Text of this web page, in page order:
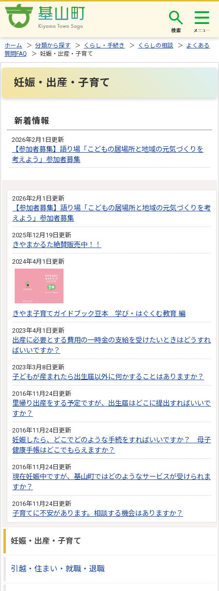
検索
ホーム ＞分類から探す ＞ くらし・手続き ＞ くらしの相談 ＞ よくある
質問FAQ
＞ 妊娠・出産・子育て
妊娠・出産・子育て
新着情報
2026年2月1日更新
【参加者募集】語り場「こどもの居場所と地域の元気づくりを
考えよう」参加者募集
2026年2月1日更新
【参加者募集】語り場「こどもの居場所と地域の元気づくりを考
えよう」参加者募集
2025年12月19日更新
きやまかるた絶賛販売中！！
2024年4月1日更新
きやま子育てガイドブック豆本 学び・はぐくむ教育 編
2023年4月1日更新
出産に必要とする費用の一時金の支給を受けたいときはどうすれ
ばいいですか？
2023年3月8日更新
子どもが産まれたら出生届以外に何かすることはありますか？
2016年11月24日更新
里帰り出産をする予定ですが、出生届はどこに提出すればいいで
すか？
2016年11月24日更新
妊娠したら、どこでどのような手続をすればいいですか？ 母子
健康手帳はどこでもらえますか？
2016年11月24日更新
現在妊娠中ですが、基山町ではどのようなサービスが受けられま
すか？
2016年11月24日更新
子育てに不安があります。相談する機会はありますか？
妊娠・出産・子育て
引越・住まい・就職・退職